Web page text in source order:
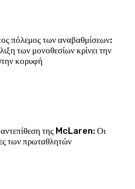
πόλεμος των αναβαθμίσεων:
των μονοθεσίων κρίνει την
κορυφή
της McLaren: Οι
των πρωταθλητών